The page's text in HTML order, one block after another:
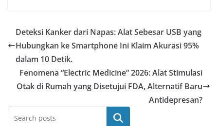
Deteksi Kanker dari Napas: Alat Sebesar USB yang
Hubungkan ke Smartphone Ini Klaim Akurasi 95%
dalam 10 Detik.
Fenomena “Electric Medicine” 2026: Alat Stimulasi
Otak di Rumah yang Disetujui FDA, Alternatif Baru
Antidepresan?
Cari